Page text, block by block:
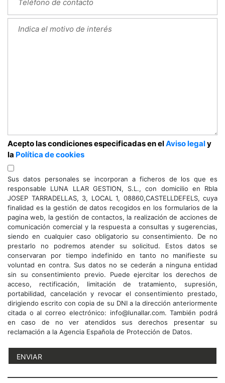
Acepto las condiciones especificadas en elAviso legaly
la Política de cookies
Sus datos personales se incorporan a ficheros de los que es
responsable LUNA LLAR GESTION, S.L., con domicilio en Rbla
JOSEP TARRADELLAS, 3, LOCAL 1, 08860,CASTELLDEFELS, cuya
finalidad es la gestión de datos recogidos en los formularios de la
pagina web, la gestión de contactos, la realización de acciones de
comunicación comercial y la respuesta a consultas y sugerencias,
siendo en cualquier caso obligatorio su consentimiento. De no
prestarlo no podremos atender su solicitud. Estos datos se
conservaran por tiempo indefinido en tanto no manifieste su
voluntad en contra. Sus datos no se cederán a ninguna entidad
sin su consentimiento previo. Puede ejercitar los derechos de
acceso, rectificación, limitación de tratamiento, supresión,
portabilidad, cancelación y revocar el consentimiento prestado,
dirigiendo escrito con copia de su DNI a la dirección anteriormente
citada o al correo electrónico: info@lunallar.com. También podrá
en caso de no ver atendidos sus derechos presentar su
reclamación a la Agencia Española de Protección de Datos.